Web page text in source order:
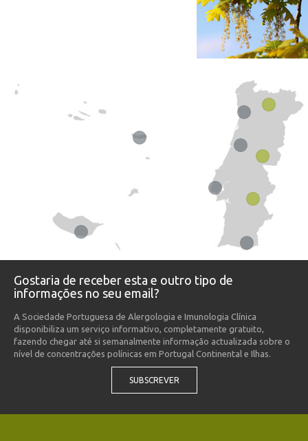
Gostaria de receber esta e outro tipo de
informações no seu email?
A Sociedade Portuguesa de Alergologia e Imunologia Clínica
disponibiliza um serviço informativo, completamente gratuito,
fazendo chegar até si semanalmente informação actualizada sobre o
nível de concentrações polínicas em Portugal Continental e Ilhas.
SUBSCREVER